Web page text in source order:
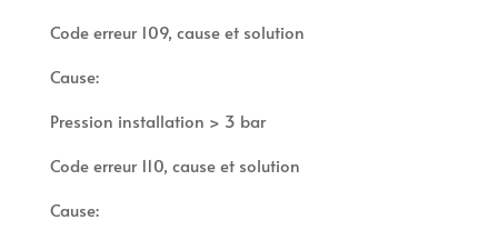
Code erreur 109, cause et solution
Cause:
Pression installation > 3 bar
Code erreur 110, cause et solution
Cause: